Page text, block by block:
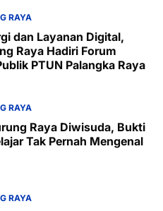
RAYA
dan Layanan Digital,
Raya Hadiri Forum
PTUN Palangka Raya
RAYA
Raya Diwisuda, Bukti
Tak Pernah Mengenal
RAYA